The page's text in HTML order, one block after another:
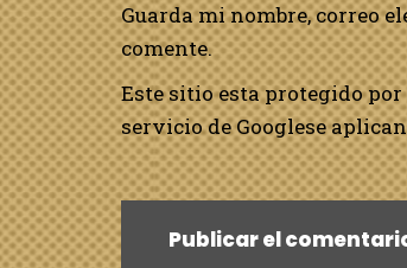
Guarda mi nombre, correo
comente.
Este sitio esta protegido por
servicio de Googlese